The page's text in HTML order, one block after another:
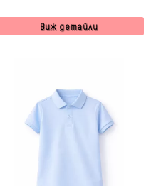
Виж детайли